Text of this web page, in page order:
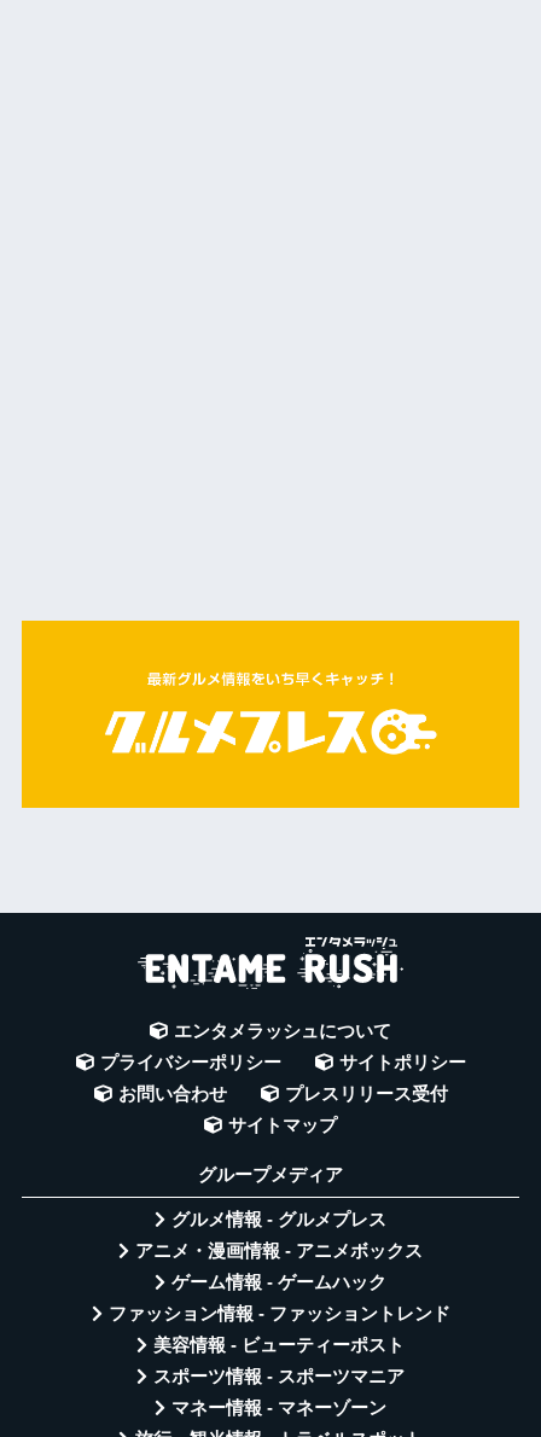
エンタメラッシュについて
プライバシーポリシー
サイトポリシー
お問い合わせ
プレスリリース受付
サイトマップ
グループメディア
グルメ情報 - グルメプレス
アニメ・漫画情報 - アニメボックス
ゲーム情報 - ゲームハック
ファッション情報 - ファッショントレンド
美容情報 - ビューティーポスト
スポーツ情報 - スポーツマニア
マネー情報 - マネーゾーン